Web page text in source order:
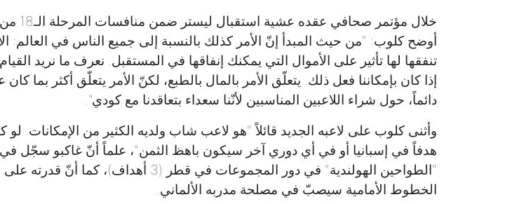
خلال مؤتمر
أوضح كلوب: "من حيث المبدأ إنّ الأمر كذلك بالنسبة إلى جميع الناس في العالم:
تنفقها لها تأثير على الأموال التي يمكنك إنفاقها في المستقبل. نعرف ما نريد
إذا كان بإمكاننا فعل ذلك. يتعلّق الأمر بالمال بالطبع، لكنّ الأمر يتعلّق أكثر بما كان
دائماً، حول شراء اللاعبين المناسبين لأنّنا سعداء بتعاقدنا مع كودي".
هدفاً في إسبانيا أو في أي دوري آخر سيكون باهظ الثمن"، علماً أنّ غاكبو سجّل
"الطواحين الهولندية" في دور المجموعات في قطر (3 أهداف)، كما
الخطوط الأمامية سيصبّ في مصلحة مدربه الألماني.